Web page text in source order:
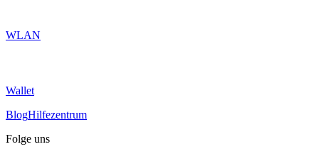
WLAN
Wallet
BlogHilfezentrum
Folge uns